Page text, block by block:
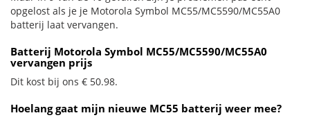
opgelost als je je Motorola Symbol MC55/MC5590/MC55A0
batterij laat vervangen.
Batterij Motorola Symbol MC55/MC5590/MC55A0
vervangen prijs
Dit kost bij ons € 50.98.
Hoelang gaat mijn nieuwe MC55 batterij weer mee?